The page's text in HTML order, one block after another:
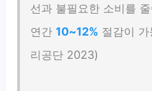
선과 불필요한 소비를
연간10~12% 절감이
리공단 2023)